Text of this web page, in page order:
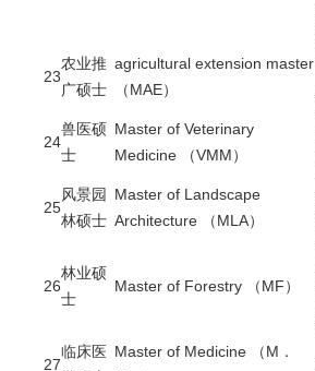
23
农业推
广硕士
agricultural extension master
（MAE）
24
兽医硕
士
Master of Veterinary
Medicine （VMM）
25
风景园
林硕士
Master of Landscape
Architecture （MLA）
26
林业硕
士
Master of Forestry （MF）
27
临床医 Master of Medicine （M．